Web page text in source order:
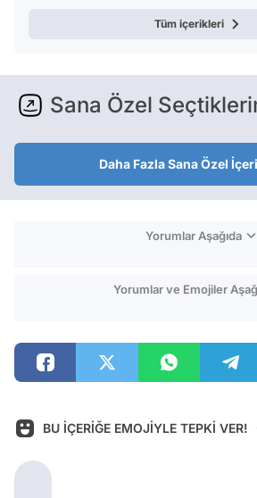
Tüm içerikleri
Sana Özel
Daha Fazla Sana Özel
Yorumlar Aşağıda
Yorumlar ve Emojiler
BU İÇERİĞE EMOJİYLE TEPKİ VER!